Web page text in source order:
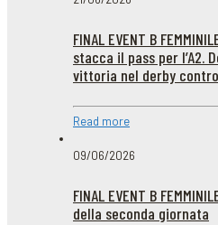
FINAL EVENT B
stacca il pass per l’A2.
vittoria nel derby
Read more
09/06/2026
FINAL EVENT B
della seconda giornata